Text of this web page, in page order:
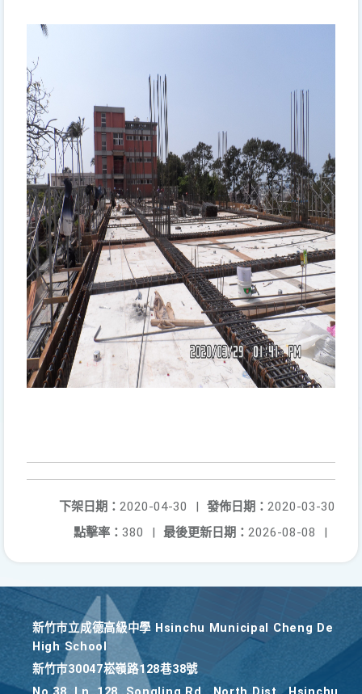
發佈日期： 2020-03-30
下架日期： 2020-04-30
|
最後更新日期： 2026-08-08 |
點擊率： 380 |
新竹巿立成德高級中學 Hsinchu Municipal Cheng De
High School
新竹巿30047崧嶺路128巷38號